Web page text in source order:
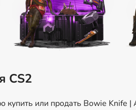
CS2
или продать Bowie Knife |